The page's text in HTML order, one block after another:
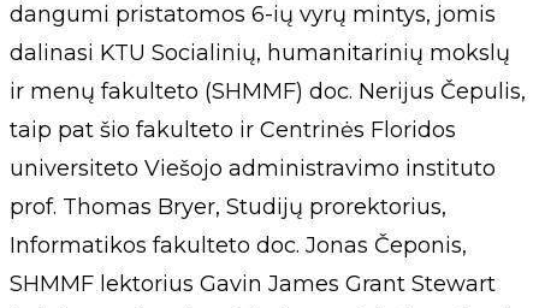
dangumi pristatomos 6-ių vyrų mintys, jomis
dalinasi KTU Socialinių, humanitarinių mokslų
ir menų fakulteto (SHMMF) doc. Nerijus Čepulis,
taip pat šio fakulteto ir Centrinės Floridos
universiteto Viešojo administravimo instituto
prof. Thomas Bryer, Studijų prorektorius,
Informatikos fakulteto doc. Jonas Čeponis,
SHMMF lektorius Gavin James Grant Stewart